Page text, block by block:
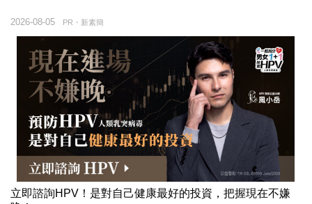
PR・新素簡
2026-08-05
立即諮詢HPV！是對自己健康最好的投資，把握現在不嫌